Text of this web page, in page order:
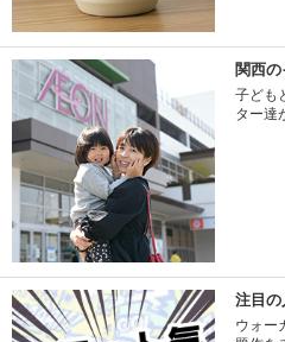
関西
子ども
ター達
注目の
ウォー